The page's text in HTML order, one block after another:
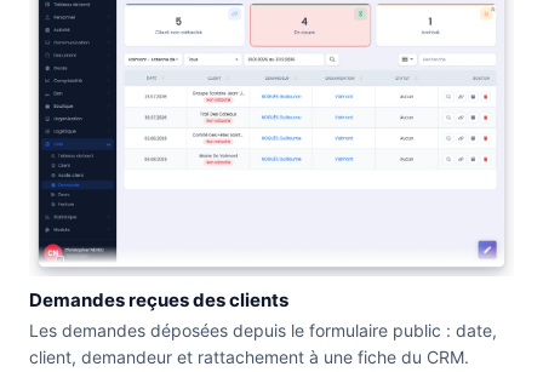
Demandes reçues des clients
Les demandes déposées depuis le formulaire public : date,
client, demandeur et rattachement à une fiche du CRM.